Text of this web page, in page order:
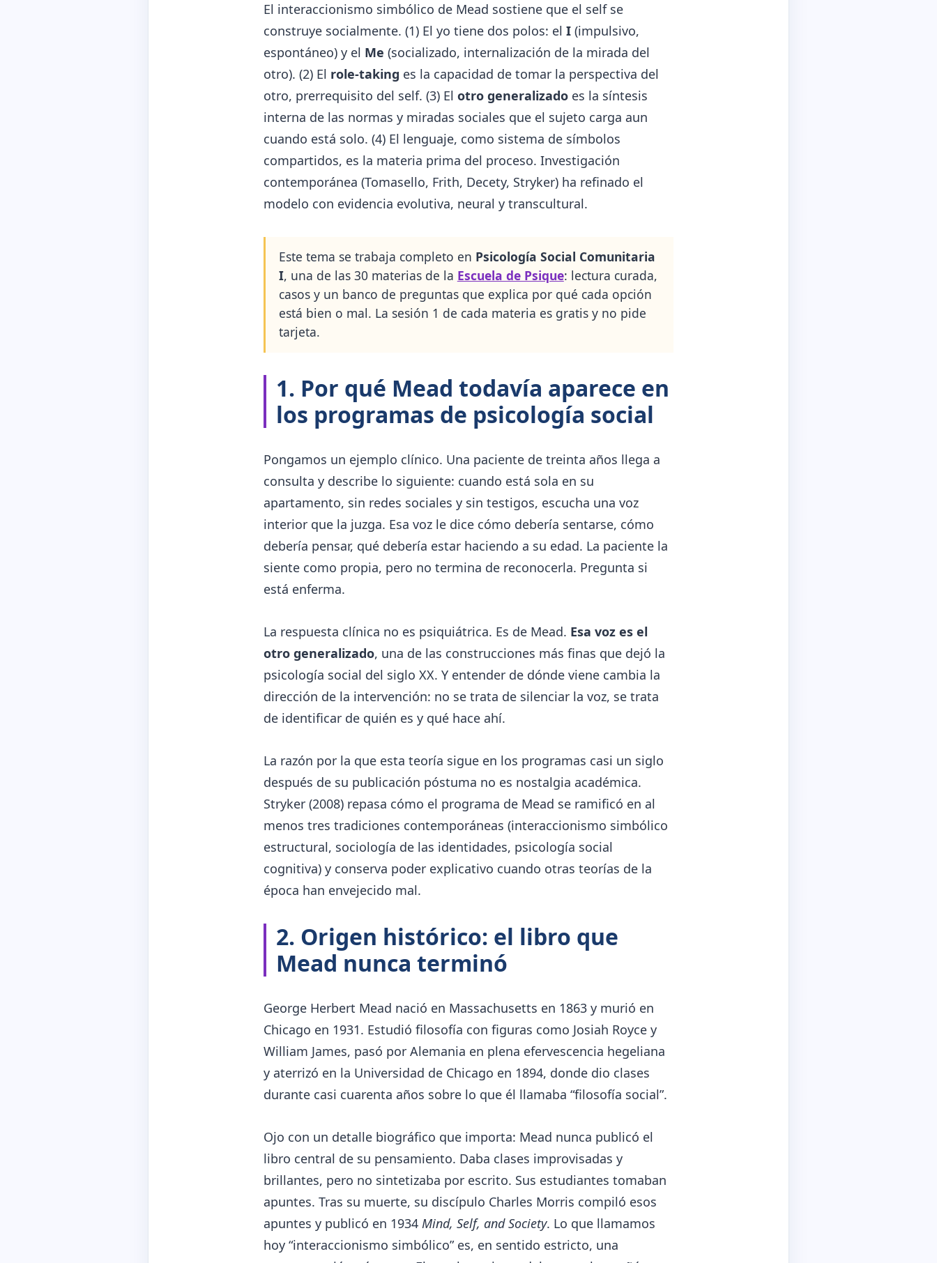
El interaccionismo simbólico de Mead sostiene que el self se
construye socialmente. (1) El yo tiene dos polos: el I(impulsivo,
espontáneo) y el Me (socializado, internalización de la mirada del
otro). (2) El role-taking es la capacidad de tomar la perspectiva del
otro, prerrequisito del self. (3) El otro generalizadoes la síntesis
interna de las normas y miradas sociales que el sujeto carga aun
cuando está solo. (4) El lenguaje, como sistema de símbolos
compartidos, es la materia prima del proceso. Investigación
contemporánea (Tomasello, Frith, Decety, Stryker) ha refinado el
modelo con evidencia evolutiva, neural y transcultural.
Este tema se trabaja completo en Psicología Social Comunitaria
I, una de las 30 materias de la Escuela de Psique: lectura curada,
casos y un banco de preguntas que explica por qué cada opción
está bien o mal. La sesión 1 de cada materia es gratis y no pide
tarjeta.
1. Por qué Mead todavía aparece en
los programas de psicología social
Pongamos un ejemplo clínico. Una paciente de treinta años llega a
consulta y describe lo siguiente: cuando está sola en su
apartamento, sin redes sociales y sin testigos, escucha una voz
interior que la juzga. Esa voz le dice cómo debería sentarse, cómo
debería pensar, qué debería estar haciendo a su edad. La paciente la
siente como propia, pero no termina de reconocerla. Pregunta si
está enferma.
La respuesta clínica no es psiquiátrica. Es de Mead. Esa voz es el
otro generalizado, una de las construcciones más finas que dejó la
psicología social del siglo XX. Y entender de dónde viene cambia la
dirección de la intervención: no se trata de silenciar la voz, se trata
de identificar de quién es y qué hace ahí.
La razón por la que esta teoría sigue en los programas casi un siglo
después de su publicación póstuma no es nostalgia académica.
Stryker (2008) repasa cómo el programa de Mead se ramificó en al
menos tres tradiciones contemporáneas (interaccionismo simbólico
estructural, sociología de las identidades, psicología social
cognitiva) y conserva poder explicativo cuando otras teorías de la
época han envejecido mal.
2. Origen histórico: el libro que
Mead nunca terminó
George Herbert Mead nació en Massachusetts en 1863 y murió en
Chicago en 1931. Estudió filosofía con figuras como Josiah Royce y
William James, pasó por Alemania en plena efervescencia hegeliana
y aterrizó en la Universidad de Chicago en 1894, donde dio clases
durante casi cuarenta años sobre lo que él llamaba “filosofía social”.
Ojo con un detalle biográfico que importa: Mead nunca publicó el
libro central de su pensamiento. Daba clases improvisadas y
brillantes, pero no sintetizaba por escrito. Sus estudiantes tomaban
apuntes. Tras su muerte, su discípulo Charles Morris compiló esos
apuntes y publicó en 1934 Mind, Self, and Society. Lo que llamamos
hoy “interaccionismo simbólico” es, en sentido estricto, una